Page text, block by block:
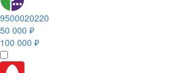
9500020220
50 000 ₽
100 000 ₽